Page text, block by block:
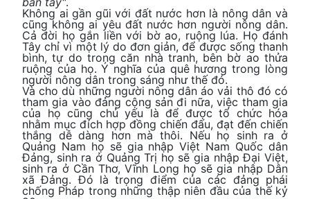
Không ai gần gũi với đất nước hơn là nông dân và
cũng không ai yêu đất nước hơn người nông dân.
Cả đời họ gắn liền với bờ ao, ruộng lúa. Họ đánh
Tây chỉ vì một lý do đơn giản, để được sống thanh
bình, tự do trong căn nhà tranh, bên bờ ao thửa
ruộng của họ. Ý nghĩa của quê hương trong lòng
người nông dân trong sáng như thế đó.
Và cho dù những người nông dân áo vải thô đó có
tham gia vào đảng cộng sản đi nữa, việc tham gia
của họ cũng chủ yếu là để được tổ chức hóa
nhằm mục đích hợp đồng chiến đấu, đạt đến chiến
thắng dễ dàng hơn mà thôi. Nếu họ sinh ra ở
Quảng Nam họ sẽ gia nhập Việt Nam Quốc dân
Đảng, sinh ra ở Quảng Trị họ sẽ gia nhập Đại Việt,
sinh ra ở Cần Thơ, Vĩnh Long họ sẽ gia nhập Dân
xã Đảng. Đó là trọng điểm của các đảng phái
chống Pháp trong những thập niên đầu của thế kỷ